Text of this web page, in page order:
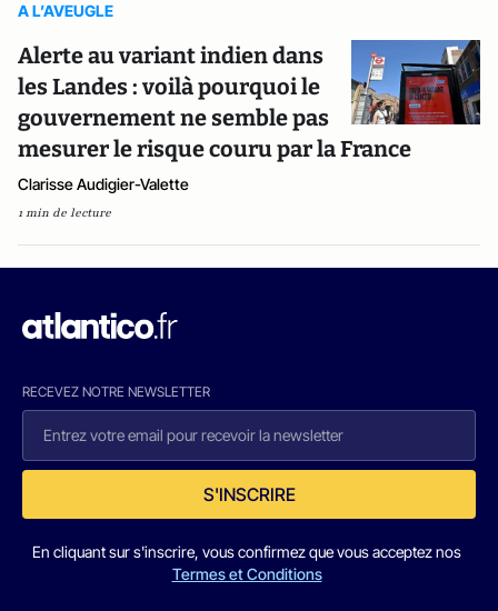
A L’AVEUGLE
Alerte au variant indien dans
les Landes : voilà pourquoi le
gouvernement ne semble pas
mesurer le risque couru par la France
Clarisse Audigier-Valette
1 min de lecture
RECEVEZ NOTRE NEWSLETTER
S'INSCRIRE
En cliquant sur s'inscrire, vous confirmez que vous acceptez nos
Termes et Conditions